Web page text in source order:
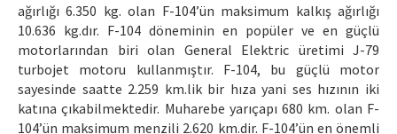
ağırlığı 6.350 kg. olan F-104’ün maksimum kalkış ağırlığı
10.636 kg.dır. F-104 döneminin en popüler ve en güçlü
motorlarından biri olan General Elektric üretimi J-79
turbojet motoru kullanmıştır. F-104, bu güçlü motor
sayesinde saatte 2.259 km.lik bir hıza yani ses hızının iki
katına çıkabilmektedir. Muharebe yarıçapı 680 km. olan F-
104’ün maksimum menzili 2.620 km.dir. F-104’ün en önemli